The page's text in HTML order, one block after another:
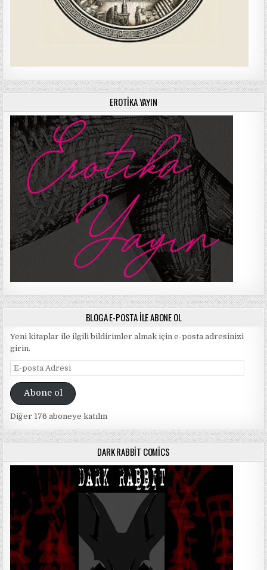
EROTIKA YAYIN
BLOGA E-POSTA ILE ABONE OL
Yeni kitaplar ile ilgili bildirimler almak için e-posta adresinizi
girin.
E-
posta
AdresiAbone ol
Diğer 176 aboneye katılın
DARK RABBIT COMICS